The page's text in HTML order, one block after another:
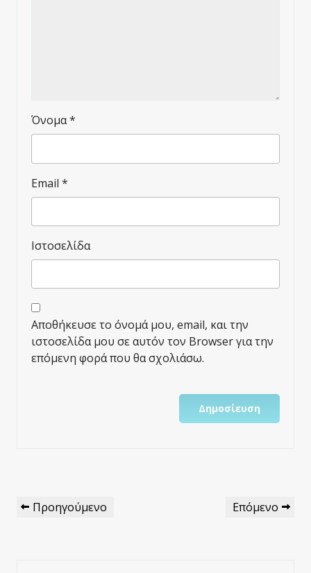
Όνομα*
Email *
Ιστοσελίδα
Αποθήκευσε το όνομά μου, email, και την
ιστοσελίδα μου σε αυτόν τον Browser για την
επόμενη φορά που θα σχολιάσω.
Πλοήγηση
Άρθρων
Προηγούμενο
Προηγούμενο
Επόμενο
Επόμενο